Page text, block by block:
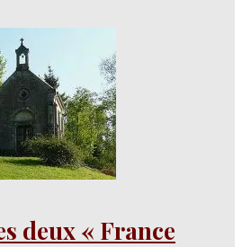
deux « France